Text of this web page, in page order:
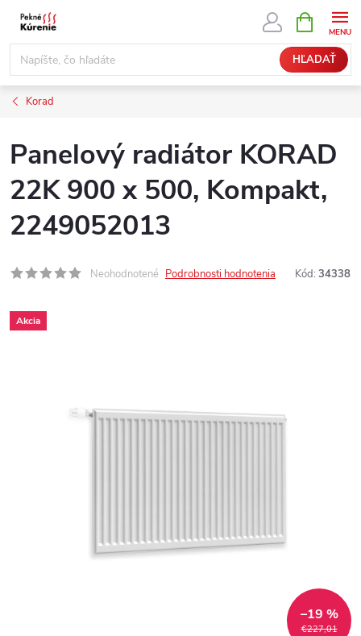
Prejsť
obsah
HĽADAŤ
KOŠÍK
Korad
Panelový radiátor KORAD
22K 900 x 500, Kompakt,
2249052013
Neohodnotené Podrobnosti hodnotenia Kód: 34338
Akcia
€227,01
–19 %